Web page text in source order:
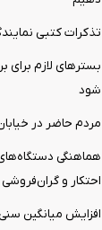
تذکرات کتبی
بسترهای لازم
شود
مردم حاضر در
هماهنگی دستگاه‌های
احتکار و
افزایش میانگین